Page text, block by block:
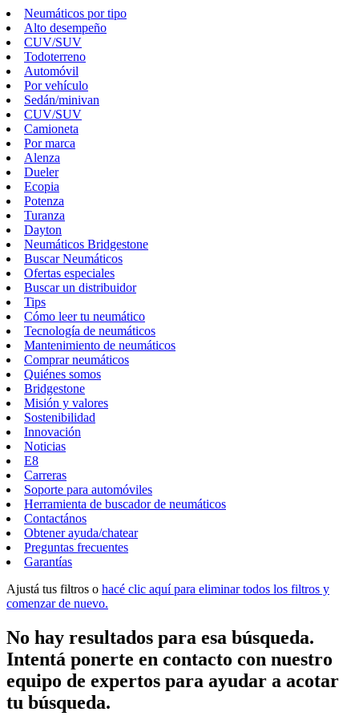
Neumáticos por tipo
Alto desempeño
CUV/SUV
Todoterreno
Automóvil
Por vehículo
Sedán/minivan
CUV/SUV
Camioneta
Por marca
Alenza
Dueler
Ecopia
Potenza
Turanza
Dayton
Neumáticos Bridgestone
Buscar Neumáticos
Ofertas especiales
Buscar un distribuidor
Tips
Cómo leer tu neumático
Tecnología de neumáticos
Mantenimiento de neumáticos
Comprar neumáticos
Quiénes somos
Bridgestone
Misión y valores
Sostenibilidad
Innovación
Noticias
E8
Carreras
Soporte para automóviles
Herramienta de buscador de neumáticos
Contactános
Obtener ayuda/chatear
Preguntas frecuentes
Garantías
Ajustá tus filtros o hacé clic aquí para eliminar todos los filtros y
comenzar de nuevo.
No hay resultados para esa búsqueda.
Intentá ponerte en contacto con nuestro
equipo de expertos para ayudar a acotar
tu búsqueda.